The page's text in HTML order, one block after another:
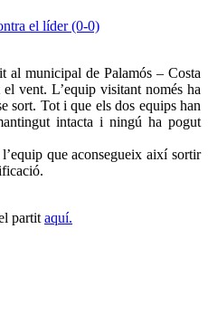
al municipal de Palamós – Costa
vent. L’equip visitant només ha
sort. Tot i que els dos equips han
intacta i ningú ha pogut
que aconsegueix així sortir
partit aquí.